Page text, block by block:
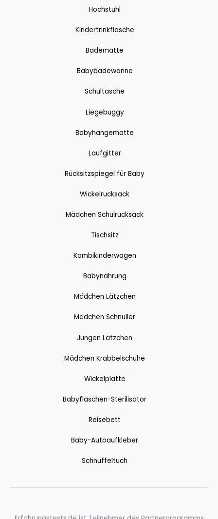
Hochstuhl
Kindertrinkflasche
Badematte
Babybadewanne
Schultasche
Liegebuggy
Babyhängematte
Laufgitter
Rücksitzspiegel für Baby
Wickelrucksack
Mädchen Schulrucksack
Tischsitz
Kombikinderwagen
Babynahrung
Mädchen Lätzchen
Mädchen Schnuller
Jungen Lätzchen
Mädchen Krabbelschuhe
Wickelplatte
Babyflaschen-Sterilisator
Reisebett
Baby-Autoaufkleber
Schnuffeltuch